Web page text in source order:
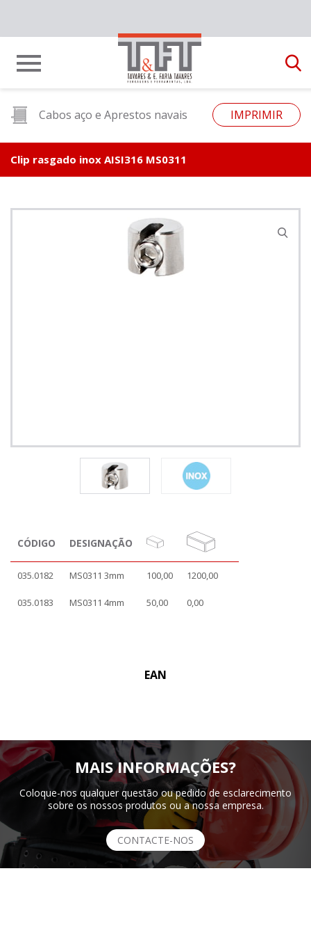
Cabos aço e Aprestos navais IMPRIMIR
Clip rasgado inox AISI316 MS0311
CÓDIGO DESIGNAÇÃO
035.0182 MS0311 3mm 100,00 1200,00
035.0183 MS0311 4mm 50,00 0,00
EAN
MAIS INFORMAÇÕES?
Coloque-nos qualquer questão ou pedido de esclarecimento
sobre os nossos produtos ou a nossa empresa.
CONTACTE-NOS